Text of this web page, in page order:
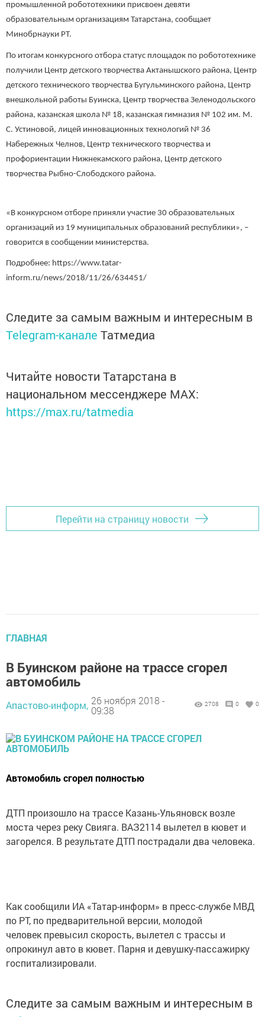
промышленной робототехники присвоен девяти
образовательным организациям Татарстана, сообщает
Минобрнауки РТ.
По итогам конкурсного отбора статус площадок по робототехнике
получили Центр детского творчества Актанышского района, Центр
детского технического творчества Бугульминского района, Центр
внешкольной работы Буинска, Центр творчества Зеленодольского
района, казанская школа № 18, казанская гимназия № 102 им. М.
С. Устиновой, лицей инновационных технологий № 36
Набережных Челнов, Центр технического творчества и
профориентации Нижнекамского района, Центр детского
творчества Рыбно-Слободского района.
«В конкурсном отборе приняли участие 30 образовательных
организаций из 19 муниципальных образований республики», –
говорится в сообщении министерства.
Подробнее: https://www.tatar-
inform.ru/news/2018/11/26/634451/
Следите за самым важным и интересным в
Telegram-канале Татмедиа
Читайте новости Татарстана в
национальном мессенджере MАХ:
https://max.ru/tatmedia
Перейти на страницу новости
ГЛАВНАЯ
В Буинском районе на трассе сгорел
автомобиль
Апастово-информ, 26 ноября 2018 -
09:38
2708 0 0
Автомобиль сгорел полностью
ДТП произошло на трассе Казань-Ульяновск возле
моста через реку Свияга. ВАЗ2114 вылетел в кювет и
загорелся. В результате ДТП пострадали два человека.
Как сообщили ИА «Татар-информ» в пресс-службе МВД
по РТ, по предварительной версии, молодой
человек превысил скорость, вылетел с трассы и
опрокинул авто в кювет. Парня и девушку-пассажирку
госпитализировали.
Следите за самым важным и интересным в